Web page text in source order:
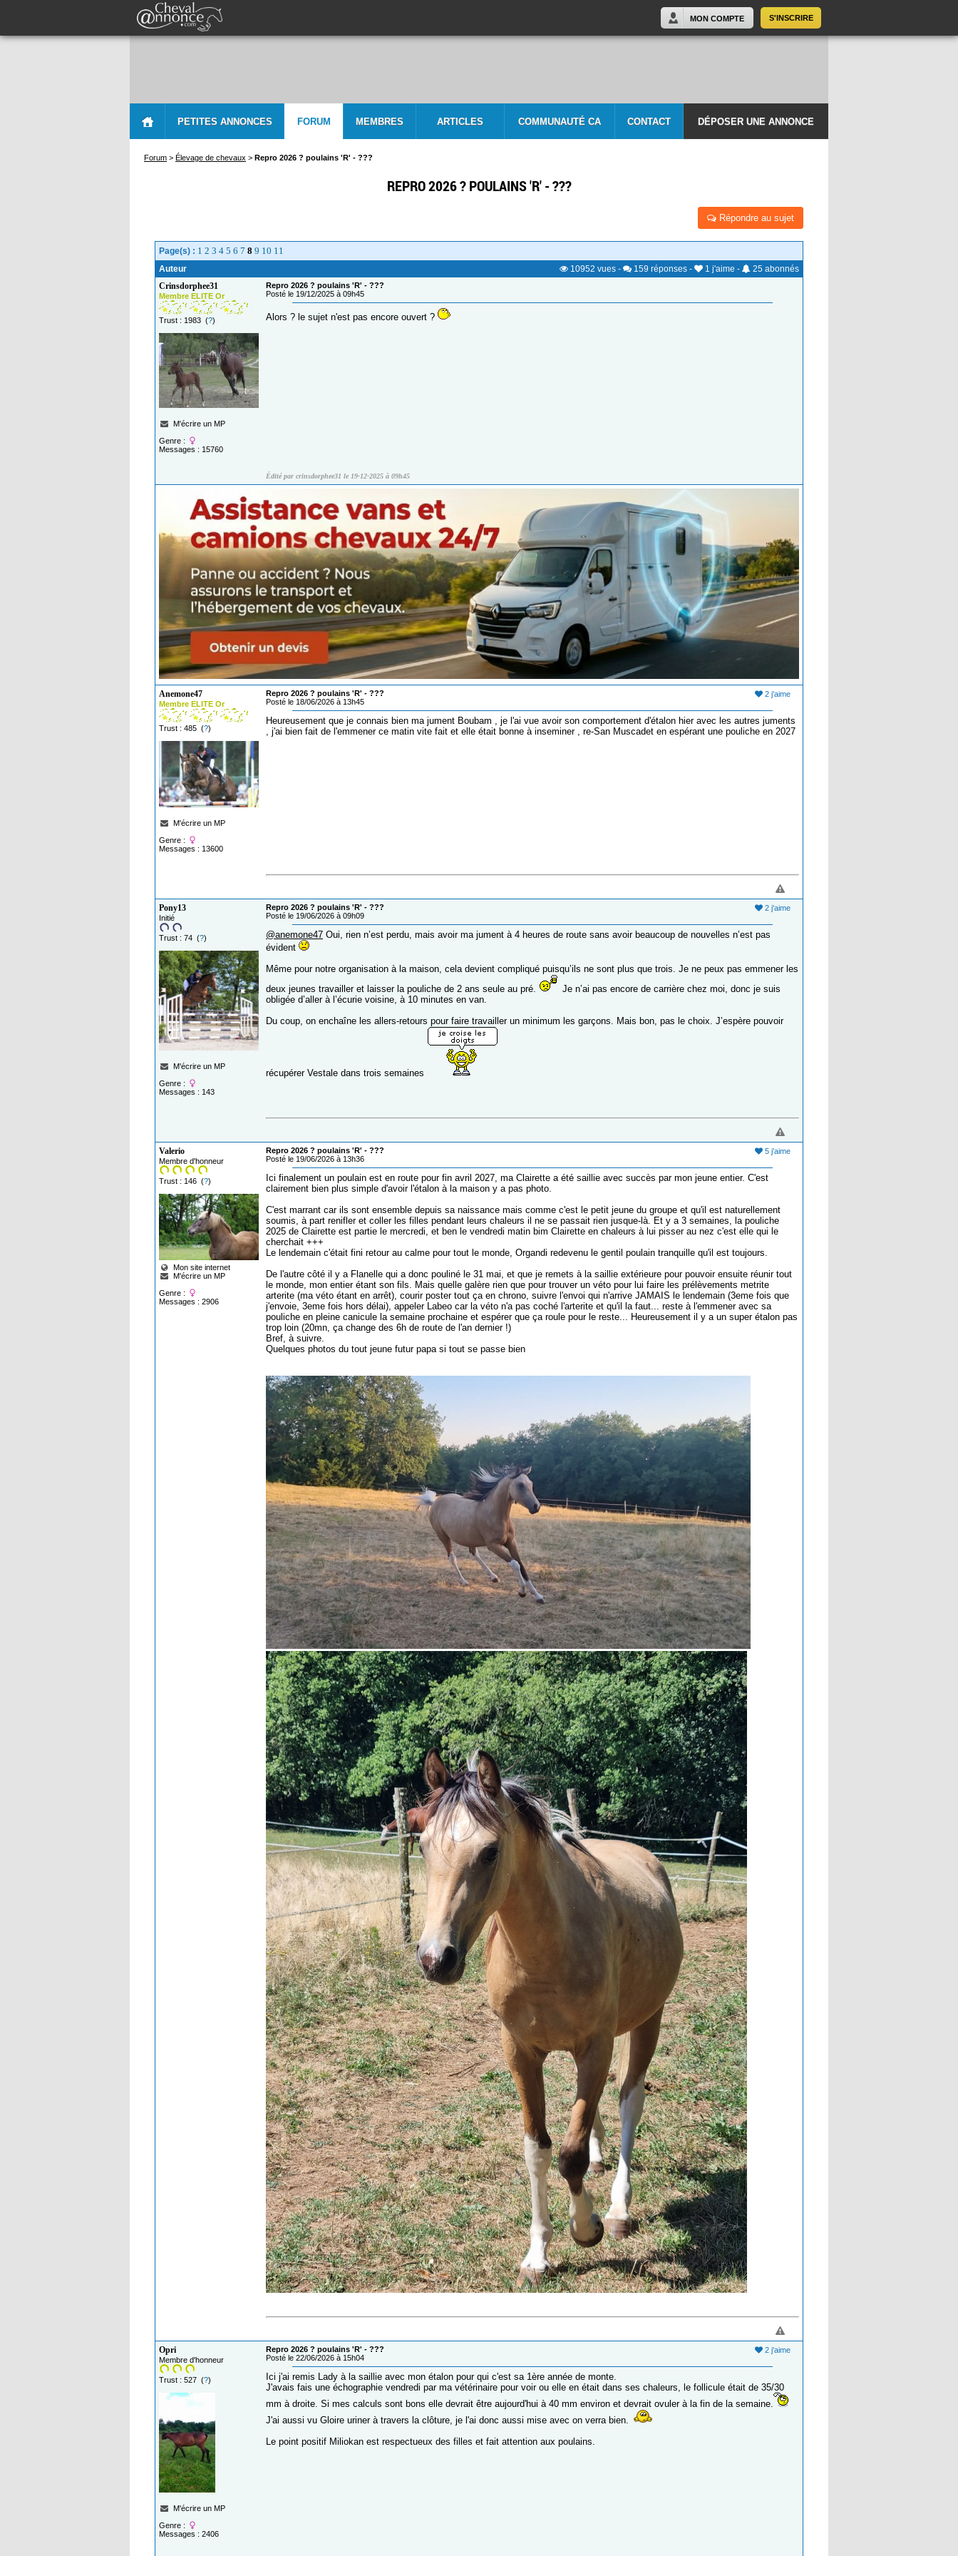
S'INSCRIRE
MON COMPTE
PETITES ANNONCES FORUM MEMBRES ARTICLES COMMUNAUTÉ CA CONTACT DÉPOSER UNE ANNONCE
Forum > Élevage de chevaux > Repro 2026 ? poulains 'R' - ???
REPRO 2026 ? POULAINS 'R' - ???
Répondre au sujet
Page(s) : 1 2 3 4 5 6 7 8 9 10 11
Auteur 10952 vues - 159 réponses - 1 j'aime - 25 abonnés
Crinsdorphee31
Membre ELITE Or
Trust : 1983 (?)
M'écrire un MP
Genre :
Messages : 15760
Repro 2026 ? poulains 'R' - ???
Posté le 19/12/2025 à 09h45
Alors ? le sujet n'est pas encore ouvert ?
Édité par crinsdorphee31 le 19-12-2025 à 09h45
Anemone47
Membre ELITE Or
Trust : 485 (?)
M'écrire un MP
Genre :
Messages : 13600
2 j'aime
Repro 2026 ? poulains 'R' - ???
Posté le 18/06/2026 à 13h45
Heureusement que je connais bien ma jument Boubam , je l'ai vue avoir son comportement d'étalon hier avec les autres juments
, j'ai bien fait de l'emmener ce matin vite fait et elle était bonne à inseminer , re-San Muscadet en espérant une pouliche en 2027
Pony13
Initié
Trust : 74 (?)
M'écrire un MP
Genre :
Messages : 143
2 j'aime
Repro 2026 ? poulains 'R' - ???
Posté le 19/06/2026 à 09h09
@anemone47 Oui, rien n’est perdu, mais avoir ma jument à 4 heures de route sans avoir beaucoup de nouvelles n’est pas
évident
Même pour notre organisation à la maison, cela devient compliqué puisqu’ils ne sont plus que trois. Je ne peux pas emmener les
deux jeunes travailler et laisser la pouliche de 2 ans seule au pré.
Je n’ai pas encore de carrière chez moi, donc je suis
obligée d’aller à l’écurie voisine, à 10 minutes en van.
Du coup, on enchaîne les allers-retours pour faire travailler un minimum les garçons. Mais bon, pas le choix. J’espère pouvoir
récupérer Vestale dans trois semaines
Valerio
Membre d'honneur
Trust : 146 (?)
Mon site internet
M'écrire un MP
Genre :
Messages : 2906
5 j'aime
Repro 2026 ? poulains 'R' - ???
Posté le 19/06/2026 à 13h36
Ici finalement un poulain est en route pour fin avril 2027, ma Clairette a été saillie avec succès par mon jeune entier. C'est
clairement bien plus simple d'avoir l'étalon à la maison y a pas photo.
C'est marrant car ils sont ensemble depuis sa naissance mais comme c'est le petit jeune du groupe et qu'il est naturellement
soumis, à part renifler et coller les filles pendant leurs chaleurs il ne se passait rien jusque-là. Et y a 3 semaines, la pouliche
2025 de Clairette est partie le mercredi, et ben le vendredi matin bim Clairette en chaleurs à lui pisser au nez c'est elle qui le
cherchait +++
Le lendemain c'était fini retour au calme pour tout le monde, Organdi redevenu le gentil poulain tranquille qu'il est toujours.
De l'autre côté il y a Flanelle qui a donc pouliné le 31 mai, et que je remets à la saillie extérieure pour pouvoir ensuite réunir tout
le monde, mon entier étant son fils. Mais quelle galère rien que pour trouver un véto pour lui faire les prélèvements metrite
arterite (ma véto étant en arrêt), courir poster tout ça en chrono, suivre l'envoi qui n'arrive JAMAIS le lendemain (3eme fois que
j'envoie, 3eme fois hors délai), appeler Labeo car la véto n'a pas coché l'arterite et qu'il la faut... reste à l'emmener avec sa
pouliche en pleine canicule la semaine prochaine et espérer que ça roule pour le reste... Heureusement il y a un super étalon pas
trop loin (20mn, ça change des 6h de route de l'an dernier !)
Bref, à suivre.
Quelques photos du tout jeune futur papa si tout se passe bien
Opri
Membre d'honneur
Trust : 527 (?)
M'écrire un MP
Genre :
Messages : 2406
2 j'aime
Repro 2026 ? poulains 'R' - ???
Posté le 22/06/2026 à 15h04
Ici j'ai remis Lady à la saillie avec mon étalon pour qui c'est sa 1ère année de monte.
J'avais fais une échographie vendredi par ma vétérinaire pour voir ou elle en était dans ses chaleurs, le follicule était de 35/30
mm à droite. Si mes calculs sont bons elle devrait être aujourd'hui à 40 mm environ et devrait ovuler à la fin de la semaine.
J'ai aussi vu Gloire uriner à travers la clôture, je l'ai donc aussi mise avec on verra bien.
Le point positif Miliokan est respectueux des filles et fait attention aux poulains.